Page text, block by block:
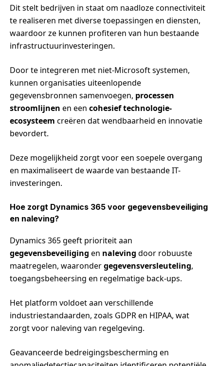
Dit stelt bedrijven in staat om naadloze connectiviteit
te realiseren met diverse toepassingen en diensten,
waardoor ze kunnen profiteren van hun bestaande
infrastructuurinvesteringen.
Door te integreren met niet-Microsoft systemen,
kunnen organisaties uiteenlopende
gegevensbronnen samenvoegen, processen
stroomlijnen en een cohesief technologie-
ecosysteem creëren dat wendbaarheid en innovatie
bevordert.
Deze mogelijkheid zorgt voor een soepele overgang
en maximaliseert de waarde van bestaande IT-
investeringen.
Hoe zorgt Dynamics 365 voor gegevensbeveiliging
en naleving?
Dynamics 365 geeft prioriteit aan
gegevensbeveiliging en naleving door robuuste
maatregelen, waarondergegevensversleuteling,
toegangsbeheersing en regelmatige back-ups.
Het platform voldoet aan verschillende
industriestandaarden, zoals GDPR en HIPAA, wat
zorgt voor naleving van regelgeving.
Geavanceerde bedreigingsbescherming en